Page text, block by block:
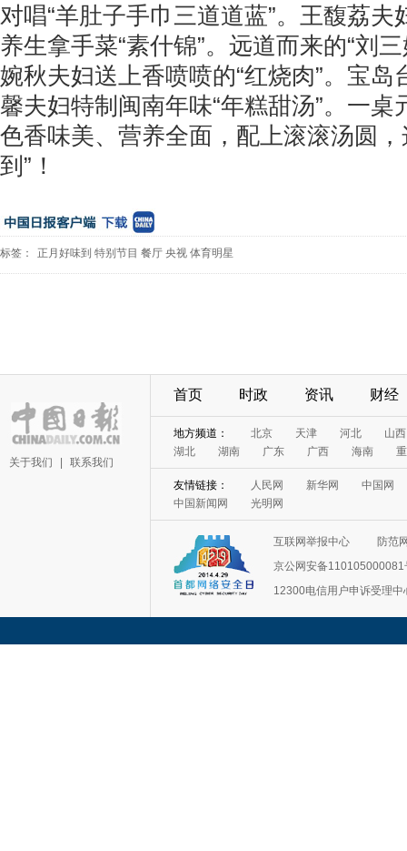
对唱“羊肚子手巾三道道蓝”。王馥荔夫
养生拿手菜“素什锦”。远道而来的“刘
婉秋夫妇送上香喷喷的“红烧肉”。宝岛
馨夫妇特制闽南年味“年糕甜汤”。一桌
色香味美、营养全面，配上滚滚汤圆
到”！
标签： 正月好味到 特别节目 餐厅 央视 体育明星
关于我们 联系我们
首页 时政 资讯 财经
地方频道： 北京 天津 河北
山西
湖北
湖南 广东 广西 海南
友情链接： 人民网 新华网
中国网
中国新闻网
光明网
互联网举报中心
防范
京公网安备110105000081
12300电信用户申诉受理中